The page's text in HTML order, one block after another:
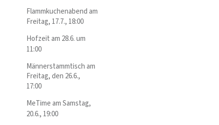
Flammkuchenabend am
Freitag, 17.7., 18:00
Hofzeit am 28.6. um
11:00
Männerstammtisch am
Freitag, den 26.6.,
17:00
MeTime am Samstag,
20.6., 19:00